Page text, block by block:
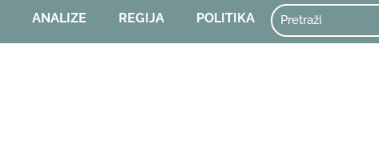
ANALIZE REGIJA POLITIKA